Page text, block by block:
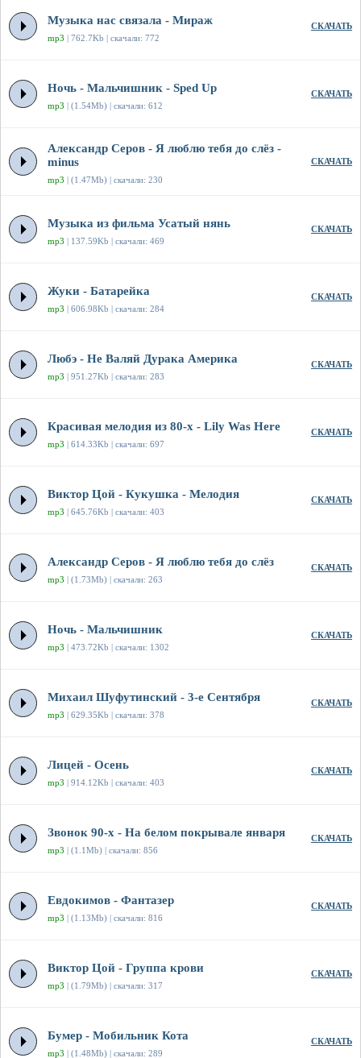
Музыка нас связала - Мираж
mp3 | 762.7Kb | скачали: 772
СКАЧАТЬ
Ночь - Мальчишник - Sped Up
mp3 | (1.54Mb) | скачали: 612
СКАЧАТЬ
Александр Серов - Я люблю тебя до слёз -
minus
mp3 | (1.47Mb) | скачали: 230
СКАЧАТЬ
Музыка из фильма Усатый нянь
mp3 | 137.59Kb | скачали: 469
СКАЧАТЬ
Жуки - Батарейка
mp3 | 606.98Kb | скачали: 284
СКАЧАТЬ
Любэ - Не Валяй Дурака Америка
mp3 | 951.27Kb | скачали: 283
СКАЧАТЬ
Красивая мелодия из 80-х - Lily Was Here
mp3 | 614.33Kb | скачали: 697
СКАЧАТЬ
Виктор Цой - Кукушка - Мелодия
mp3 | 645.76Kb | скачали: 403
СКАЧАТЬ
Александр Серов - Я люблю тебя до слёз
mp3 | (1.73Mb) | скачали: 263
СКАЧАТЬ
Ночь - Мальчишник
mp3 | 473.72Kb | скачали: 1302
СКАЧАТЬ
Михаил Шуфутинский - 3-е Сентября
mp3 | 629.35Kb | скачали: 378
СКАЧАТЬ
Лицей - Осень
mp3 | 914.12Kb | скачали: 403
СКАЧАТЬ
Звонок 90-х - На белом покрывале января
mp3 | (1.1Mb) | скачали: 856
СКАЧАТЬ
Евдокимов - Фантазер
mp3 | (1.13Mb) | скачали: 816
СКАЧАТЬ
Виктор Цой - Группа крови
mp3 | (1.79Mb) | скачали: 317
СКАЧАТЬ
Бумер - Мобильник Кота
mp3 | (1.48Mb) | скачали: 289
СКАЧАТЬ